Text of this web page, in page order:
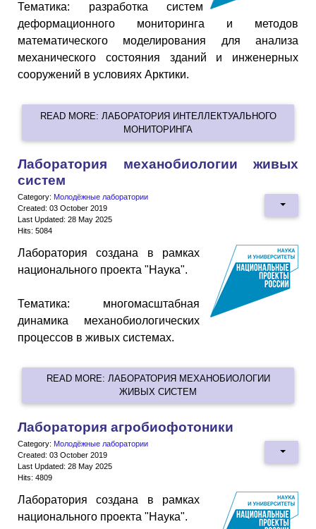
Тематика: разработка систем
деформационного мониторинга и методов
математического моделирования для анализа
механического состояния зданий и инженерных
сооружений в условиях Арктики.
READ MORE: ЛАБОРАТОРИЯ ИНТЕЛЛЕКТУАЛЬНОГО
МОНИТОРИНГА
Лаборатория механобиологии живых
систем
Category: Молодёжные лаборатории
Created: 03 October 2019
Last Updated: 28 May 2025
Hits: 5084
Лаборатория создана в рамках
национального проекта "Наука".
Тематика: многомасштабная
динамика механобиологических
процессов в живых системах.
READ MORE: ЛАБОРАТОРИЯ МЕХАНОБИОЛОГИИ
ЖИВЫХ СИСТЕМ
Лаборатория агробиофотоники
Category: Молодёжные лаборатории
Created: 03 October 2019
Last Updated: 28 May 2025
Hits: 4809
Лаборатория создана в рамках
национального проекта "Наука".